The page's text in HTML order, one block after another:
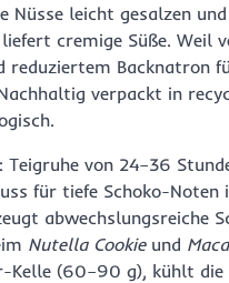
Nüsse leicht gesalzen
cremige Süße. Weil
reduziertem Backnatron
verpackt in
Teigruhe von 24–36
für tiefe Schoko-Noten
abwechslungsreiche
Nutella Cookieund
(60–90 g), kühlt die